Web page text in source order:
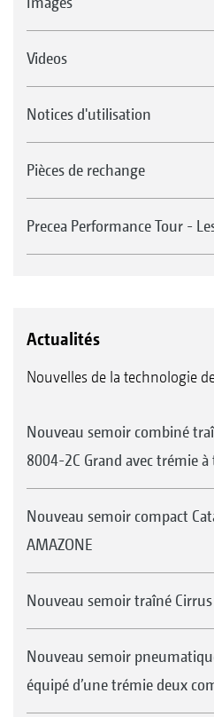
Videos
Notices d'utilisation
Pièces de rechange
Precea Performance Tour -
Actualités
Nouvelles de la technologie
Nouveau semoir combiné
8004-2C Grand avec trémie
Nouveau semoir compact
AMAZONE
Nouveau semoir traîné
Nouveau semoir
équipé d’une trémie deux